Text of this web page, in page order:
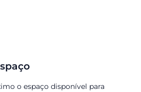
o espaço disponível para